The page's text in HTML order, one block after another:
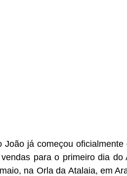
João já começou
para o primeiro dia
na Orla da Atalaia, em